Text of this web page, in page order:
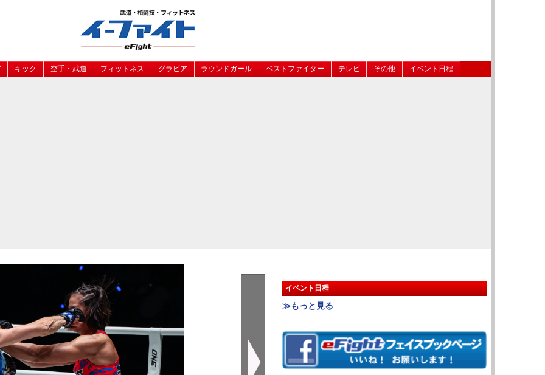
キック 空手・武道 フィットネス グラビア ラウンドガール ベストファイター テレビ その他 イベント日程
イベント日程
≫もっと見る